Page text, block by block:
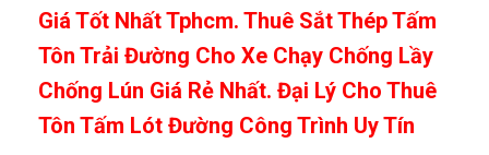
Giá Tốt Nhất Tphcm. Thuê Sắt Thép Tấm
Tôn Trải Đường Cho Xe Chạy Chống Lầy
Chống Lún Giá Rẻ Nhất. Đại Lý Cho Thuê
Tôn Tấm Lót Đường Công Trình Uy Tín